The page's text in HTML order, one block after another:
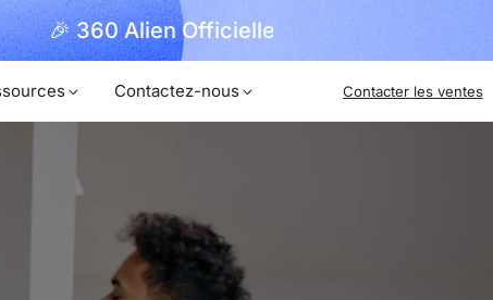
Commander Maintenant !
Contactez-nous Contacter les ventes